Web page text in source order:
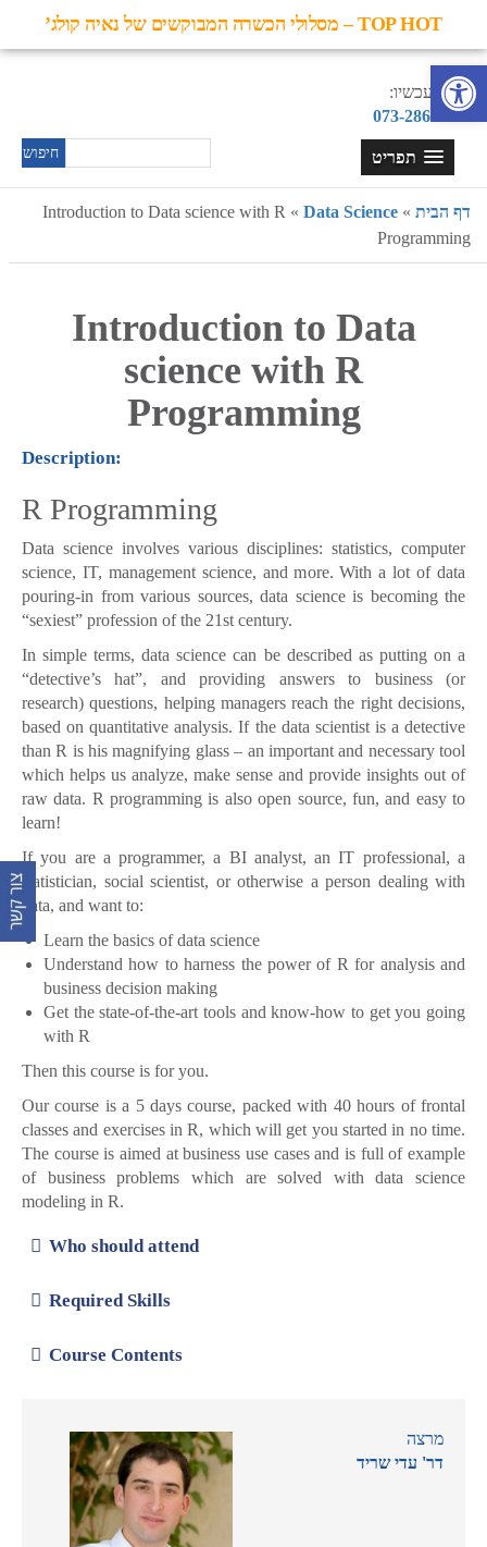
פתח סרגל נגישות
TOP HOT – מסלולי הכשרה המבוקשים של נאיה קולג’
חייגו עכשיו:
073-2865544
תפריט
דף הבית »
Data Science
»
Introduction to Data science with R
Programming
Introduction to Data
science with R
Programming
Description:
R Programming
Data science involves various disciplines: statistics, computer
science, IT, management science, and more. With a lot of data
pouring-in from various sources, data science is becoming the
“sexiest” profession of the 21st century.
In simple terms, data science can be described as putting on a
“detective’s hat”, and providing answers to business (or
research) questions, helping managers reach the right decisions,
based on quantitative analysis. If the data scientist is a detective
than R is his magnifying glass – an important and necessary tool
which helps us analyze, make sense and provide insights out of
raw data. R programming is also open source, fun, and easy to
learn!
If you are a programmer, a BI analyst, an IT professional, a
statistician, social scientist, or otherwise a person dealing with
data, and want to:
Learn the basics of data science
Understand how to harness the power of R for analysis and
business decision making
Get the state-of-the-art tools and know-how to get you going
with R
Then this course is for you.
Our course is a 5 days course, packed with 40 hours of frontal
classes and exercises in R, which will get you started in no time.
The course is aimed at business use cases and is full of example
of business problems which are solved with data science
modeling in R.
Who should attend
Required Skills
Course Contents
מרצה
דר' עדי שריד